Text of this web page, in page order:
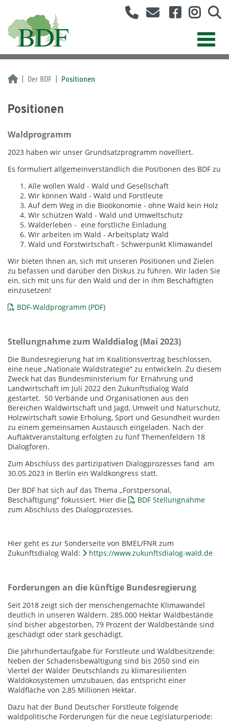
Der BDF Positionen
Positionen
Waldprogramm
2023 haben wir unser Grundsatzprogramm novelliert.
Es formuliert allgemeinverständlich die Positionen des BDF zu
Alle wollen Wald - Wald und Gesellschaft
Wir können Wald - Wald und Forstleute
Auf dem Weg in die Bioökonomie - ohne Wald kein Holz
Wir schützen Wald - Wald und Umweltschutz
Walderleben - eine forstliche Einladung
Wir arbeiten im Wald - Arbeitsplatz Wald
Wald und Forstwirtschaft - Schwerpunkt Klimawandel
Wir bieten Ihnen an, sich mit unseren Positionen und Zielen
zu befassen und darüber den Diskus zu führen. Wir laden Sie
ein, sich mit uns für den Wald und der in ihm Beschäftigten
einzusetzen!
BDF-Waldprogramm (PDF)
Stellungnahme zum Walddialog (Mai 2023)
Die Bundesregierung hat im Koalitionsvertrag beschlossen,
eine neue „Nationale Waldstrategie“ zu entwickeln. Zu diesem
Zweck hat das Bundesministerium für Ernährung und
Landwirtschaft im Juli 2022 den Zukunftsdialog Wald
gestartet. 50 Verbände und Organisationen aus den
Bereichen Waldwirtschaft und Jagd, Umwelt und Naturschutz,
Holzwirtschaft sowie Erholung, Sport und Gesundheit wurden
zu einem gemeinsamen Austausch eingeladen. Nach der
Auftaktveranstaltung erfolgten zu fünf Themenfeldern 18
Dialogforen.
Zum Abschluss des partizipativen Dialogprozesses fand am
30.05.2023 in Berlin ein Waldkongress statt.
Der BDF hat sich auf das Thema „Forstpersonal,
Beschäftigung“ fokussiert. Hier die
BDF Stellungnahme
zum Abschluss des Dialogprozesses.
Hier geht es zur Sonderseite von BMEL/FNR zum
Zukunftsdialog Wald:
https://www.zukunftsdialog-wald.de
Forderungen an die künftige Bundesregierung
Seit 2018 zeigt sich der menschengemachte Klimawandel
deutlich in unseren Wäldern. 285.000 Hektar Waldbestände
sind bisher abgestorben, 79 Prozent der Waldbestände sind
geschädigt oder stark geschädigt.
Die Jahrhundertaufgabe für Forstleute und Waldbesitzende:
Neben der Schadensbewältigung sind bis 2050 sind ein
Viertel der Wälder Deutschlands zu klimaresilienten
Waldökosystemen umzubauen, das entspricht einer
Waldfläche von 2,85 Millionen Hektar.
Dazu hat der Bund Deutscher Forstleute folgende
waldpolitische Forderungen für die neue Legislaturperiode: